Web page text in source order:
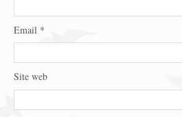
Email *
Site web